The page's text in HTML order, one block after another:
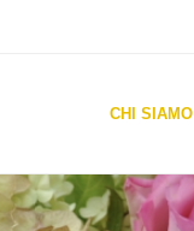
CHI SIAMO